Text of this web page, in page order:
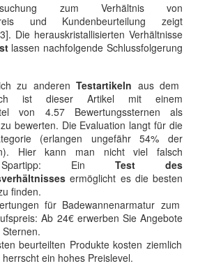
zum Verhältnis von
und Kundenbeurteilung zeigt
Die herauskristallisierten Verhältnisse
lassen nachfolgende Schlussfolgerung
zu anderenTestartikeln aus dem
ist dieser Artikel mit einem
von 4.57 Bewertungssternen als
bewerten. Die Evaluation langt für die
(erlangen ungefähr 54% der
Hier kann man nicht viel falsch
Spartipp: Ein Test des
ermöglicht es die besten
finden.
für Badewannenarmatur zum
Ab 24€ erwerben Sie Angebote
beurteilten Produkte kosten ziemlich
ein hohes Preislevel.